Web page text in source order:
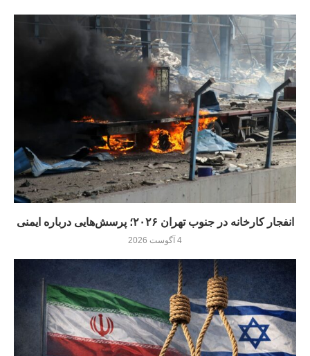
انفجار کارخانه در جنوب تهران ۲۰۲۶؛ پرسش‌هایی درباره ایمنی
4 آگوست 2026